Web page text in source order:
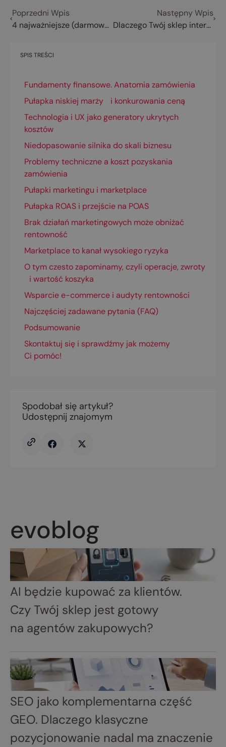
Poprzedni Wpis
4 najważniejsze (darmowe!) narzędzia do analityki strony internetowej
Następny Wpis
Dlaczego Twój sklep internetowy nie sprzedaje? 13 powodów i konkretne rozwiązania
SPIS TREŚCI
Fundamenty finansowe. Anatomia zamówienia
Pułapka niskiej marży i konkurowania ceną
Technologia i UX jako generatory ukrytych
kosztów
Niedopasowanie silnika do skali biznesu
Problemy techniczne a koszt pozyskania
zamówienia
Pułapki marketingu i marketplace
Pułapka ROAS i przejście na POAS
Brak działań marketingowych może obniżać
rentowność
Marketplace to kanał wysokiego ryzyka
O tym czesto zapominamy, czyli operacje, zwroty
i wartość koszyka
Wsparcie e-commerce i audyty rentowności
Najczęściej zadawane pytania (FAQ)
Podsumowanie
Skontaktuj się i sprawdźmy jak możemy
Ci pomóc!
Spodobał się artykuł?
Udostępnij znajomym
evoblog
AI będzie kupować za klientów.
Czy Twój sklep jest gotowy
na agentów zakupowych?
SEO jako komplementarna część
GEO. Dlaczego klasyczne
pozycjonowanie nadal ma znaczenie